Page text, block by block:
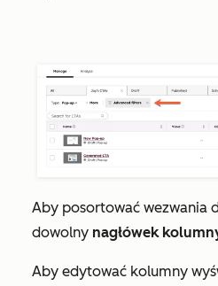
Aby posortować wezwania
dowolny nagłówek
Aby edytować kolumny